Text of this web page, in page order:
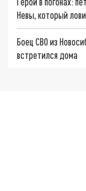
Невы, который
Боец СВО из
встретился дома